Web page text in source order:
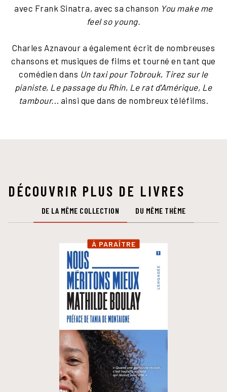
avec Frank Sinatra, avec sa chanson You make me
feel so young.
Charles Aznavour a également écrit de nombreuses
chansons et musiques de films et tourné en tant que
comédien dans Un taxi pour Tobrouk, Tirez sur le
pianiste, Le passage du Rhin, Le rat d'Amérique, Le
tambour.
.. ainsi que dans de nombreux téléfilms.
DÉCOUVRIR PLUS DE LIVRES
DE LA MÊME COLLECTION DU MÊME THÈME
À PARAÎTRE